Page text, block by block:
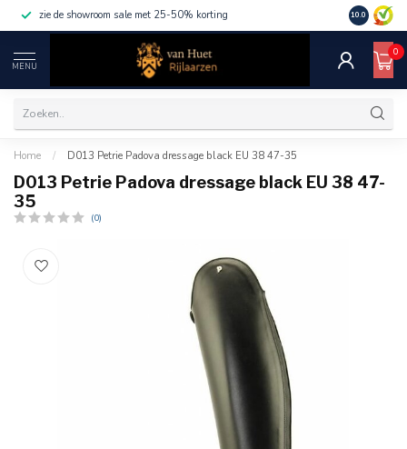
zie de showroom sale met 25-50% korting 10.0
MENU
0
Home / D013 Petrie Padova dressage black EU 38 47-35
D013 Petrie Padova dressage black EU 38 47-
35
(0)